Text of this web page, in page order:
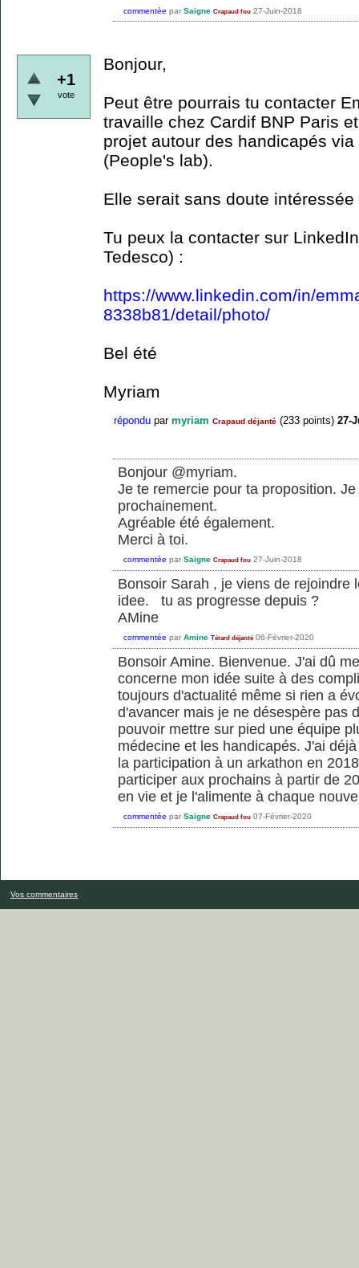
commentée par Saigne Crapaud fou 27-Juin-2018
+1
vote
Bonjour,
Peut être pourrais tu contacter
travaille chez Cardif BNP Paris
projet autour des handicapés
(People's lab).
Elle serait sans doute
Tu peux la contacter sur
Tedesco) :
https://www.linkedin.com/in/
8338b81/detail/photo/
Bel été
Myriam
répondu par myriam Crapaud déjanté (233 points) 27-
Bonjour @myriam.
Je te remercie pour ta proposition.
prochainement.
Agréable été également.
Merci à toi.
commentée par Saigne Crapaud fou 27-Juin-2018
Bonsoir Sarah , je viens de rejoindre
idee. tu as progresse depuis ?
AMine
commentée par Amine Tétard déjanté 06-Février-2020
Bonsoir Amine. Bienvenue. J'ai dû
concerne mon idée suite à des
toujours d'actualité même si rien a
d'avancer mais je ne désespère pas
pouvoir mettre sur pied une équipe
médecine et les handicapés. J'ai
la participation à un arkathon en
participer aux prochains à partir de
en vie et je l'alimente à chaque
commentée par Saigne Crapaud fou 07-Février-2020
Vos commentaires